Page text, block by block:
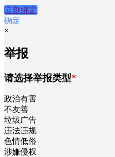
立刻绑定
确定
×
举报
请选择举报类型*
政治有害
不友善
垃圾广告
违法违规
色情低俗
涉嫌侵权